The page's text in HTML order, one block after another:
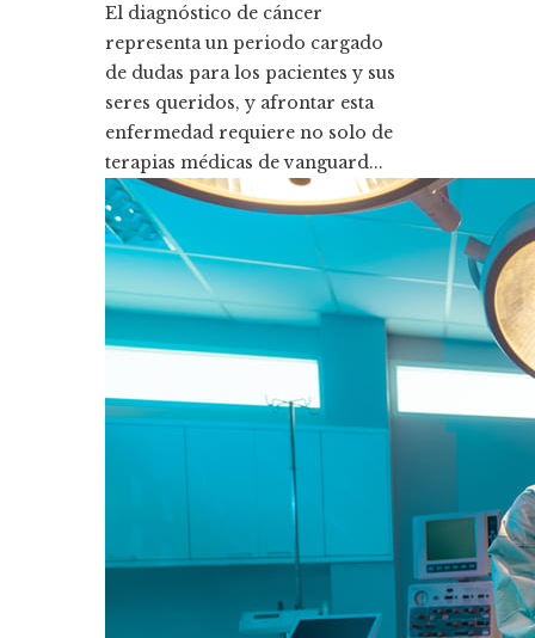
El diagnóstico de cáncer
representa un periodo cargado
de dudas para los pacientes y sus
seres queridos, y afrontar esta
enfermedad requiere no solo de
terapias médicas de vanguard...